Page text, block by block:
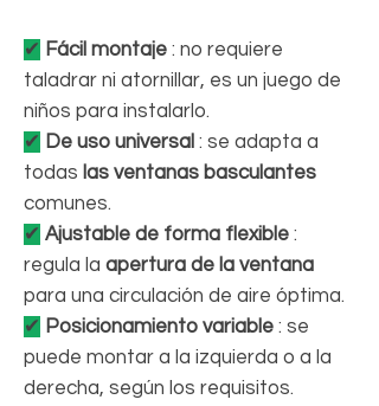
✔ Fácil montaje : no requiere
taladrar ni atornillar, es un juego de
niños para instalarlo.
✔ De uso universal : se adapta a
todas las ventanas basculantes
comunes.
✔ Ajustable de forma flexible :
regula la apertura de la ventana
para una circulación de aire óptima.
✔ Posicionamiento variable : se
puede montar a la izquierda o a la
derecha, según los requisitos.